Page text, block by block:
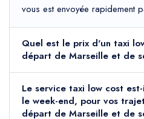
vous est envoyée rapidement
Quel est le prix d'un taxi
départ de Marseille et de
Le service taxi low cost
le week-end, pour vos
départ de Marseille et de